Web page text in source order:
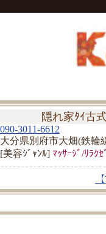
隠れ家ﾀｲ古
090-3011-6612
大分県別府市大畑(鉄輪
[美容ｼﾞｬﾝﾙ] ﾏｯｻｰｼﾞ/ﾘﾗｸｾ